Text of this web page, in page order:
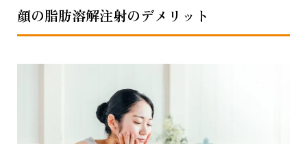
顔の脂肪溶解注射のデメリット